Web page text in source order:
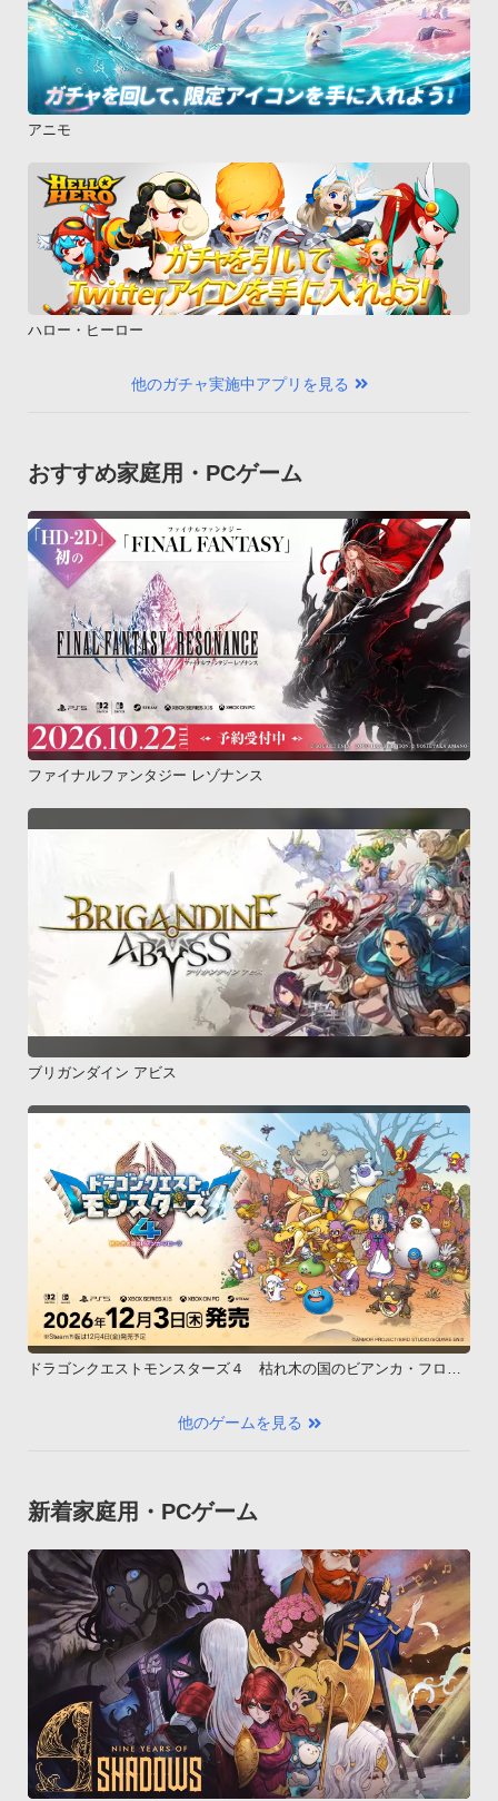
アニモ
ハロー・ヒーロー
他のガチャ実施中アプリを見る
おすすめ家庭用・PCゲーム
ファイナルファンタジー レゾナンス
ブリガンダイン アビス
ドラゴンクエストモンスターズ４ 枯れ木の国のビアンカ・フロー
他のゲームを見る
新着家庭用・PCゲーム